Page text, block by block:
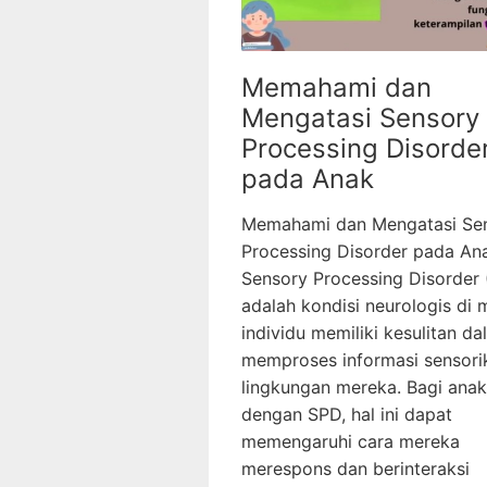
Memahami dan
Mengatasi Sensory
Processing
pada Anak
Memahami dan Mengatasi
Processing Disorder pada
Sensory Processing Disorder
adalah kondisi neurologis di
individu memiliki kesulitan
memproses informasi
lingkungan mereka. Bagi
dengan SPD, hal ini dapat
memengaruhi cara mereka
merespons dan berinteraksi